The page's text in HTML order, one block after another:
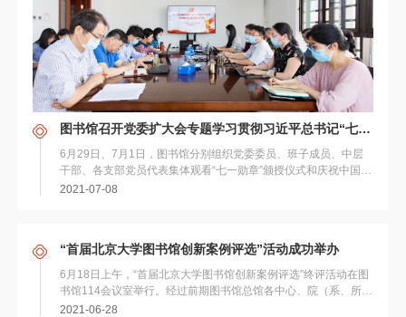
图书馆召开党委扩大会专题学习贯彻习近平总书记“七一”重要讲话精神
6月29日、7月1日，图书馆分别组织党委委员、班子成员、中层
干部、各支部党员代表集体观看“七一勋章”颁授仪式和庆祝中国共
2021-07-08
“首届北京大学图书馆创新案例评选”活动成功举办
6月18日上午，“首届北京大学图书馆创新案例评选”终评活动在图
书馆114会议室举行。经过前期图书馆总馆各中心、院（系、所、
中心）分馆、医学图书馆的积极申报...
2021-06-28